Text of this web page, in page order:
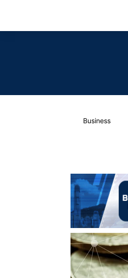
Business